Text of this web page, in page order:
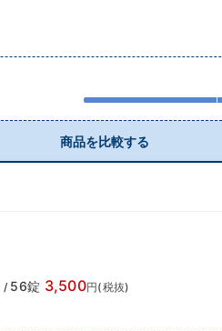
商品を比較する
/ 56錠 3,500円(税抜)